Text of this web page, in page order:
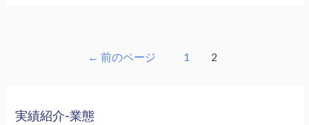
ペ
← 前のページ 1 2
実績紹介-業態